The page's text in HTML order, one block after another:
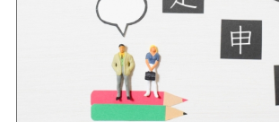
収入保障保険
就業不能保険 死亡保険
慰謝料 カウンセラー 離婚相談
相続
相続税 終活
エンデ